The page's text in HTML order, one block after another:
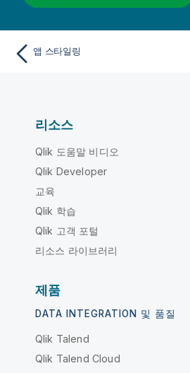
앱 스타일링
리소스
Qlik 도움말 비디오
Qlik Developer
교육
Qlik 학습
Qlik 고객 포털
리소스 라이브러리
제품
DATA INTEGRATION 및 품질
Qlik Talend
Qlik Talend Cloud